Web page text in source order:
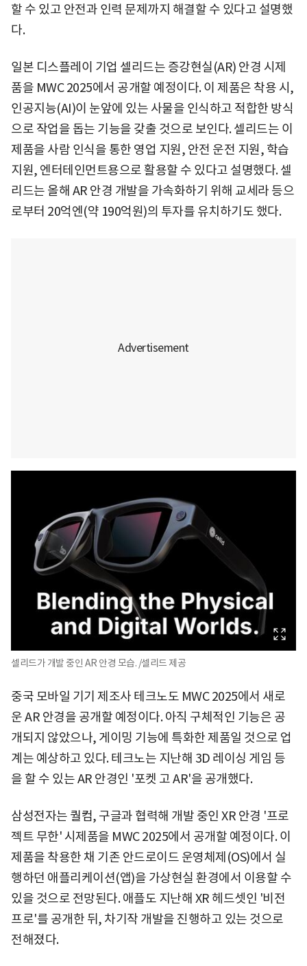
할 수 있고 안전과 인력 문제까지 해결할 수 있다고 설명했
다.
일본 디스플레이 기업 셀리드는 증강현실(AR) 안경 시제
품을 MWC 2025에서 공개할 예정이다. 이 제품은 착용 시,
인공지능(AI)이 눈앞에 있는 사물을 인식하고 적합한 방식
으로 작업을 돕는 기능을 갖출 것으로 보인다. 셀리드는 이
제품을 사람 인식을 통한 영업 지원, 안전 운전 지원, 학습
지원, 엔터테인먼트용으로 활용할 수 있다고 설명했다. 셀
리드는 올해 AR 안경 개발을 가속화하기 위해 교세라 등으
로부터 20억엔(약 190억원)의 투자를 유치하기도 했다.
셀리드가 개발 중인 AR 안경 모습. /셀리드 제공
중국 모바일 기기 제조사 테크노도 MWC 2025에서 새로
운 AR 안경을 공개할 예정이다. 아직 구체적인 기능은 공
개되지 않았으나, 게이밍 기능에 특화한 제품일 것으로 업
계는 예상하고 있다. 테크노는 지난해 3D 레이싱 게임 등
을 할 수 있는 AR 안경인 '포켓 고 AR'을 공개했다.
삼성전자는 퀄컴, 구글과 협력해 개발 중인 XR 안경 '프로
젝트 무한' 시제품을 MWC 2025에서 공개할 예정이다. 이
제품을 착용한 채 기존 안드로이드 운영체제(OS)에서 실
행하던 애플리케이션(앱)을 가상현실 환경에서 이용할 수
있을 것으로 전망된다. 애플도 지난해 XR 헤드셋인 '비전
프로'를 공개한 뒤, 차기작 개발을 진행하고 있는 것으로
전해졌다.